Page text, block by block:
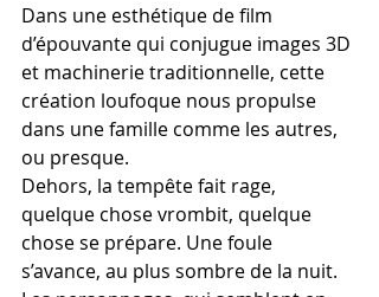
Dans une esthétique de film
d’épouvante qui conjugue images 3D
et machinerie traditionnelle, cette
création loufoque nous propulse
dans une famille comme les autres,
ou presque.
Dehors, la tempête fait rage,
quelque chose vrombit, quelque
chose se prépare. Une foule
s’avance, au plus sombre de la nuit.